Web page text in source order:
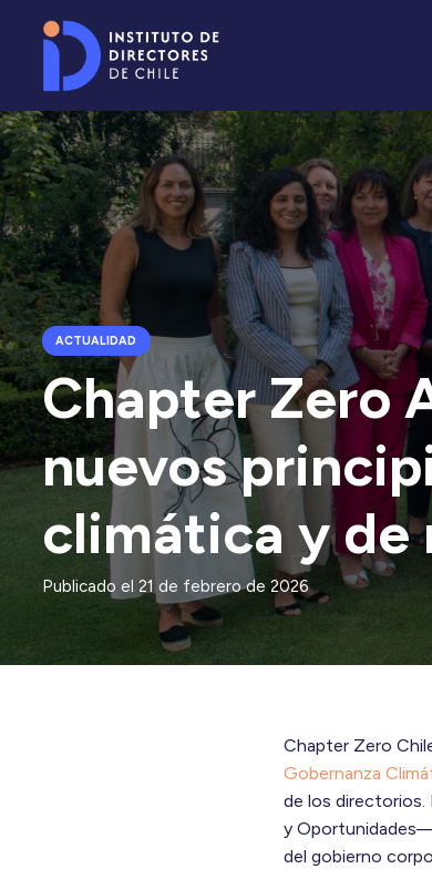
ACTUALIDAD
Chapter Zero
nuevos
climática y de
Publicado el 21 de febrero de 2026
Chapter Zero
Gobernanza
de los directorios.
y
del gobierno